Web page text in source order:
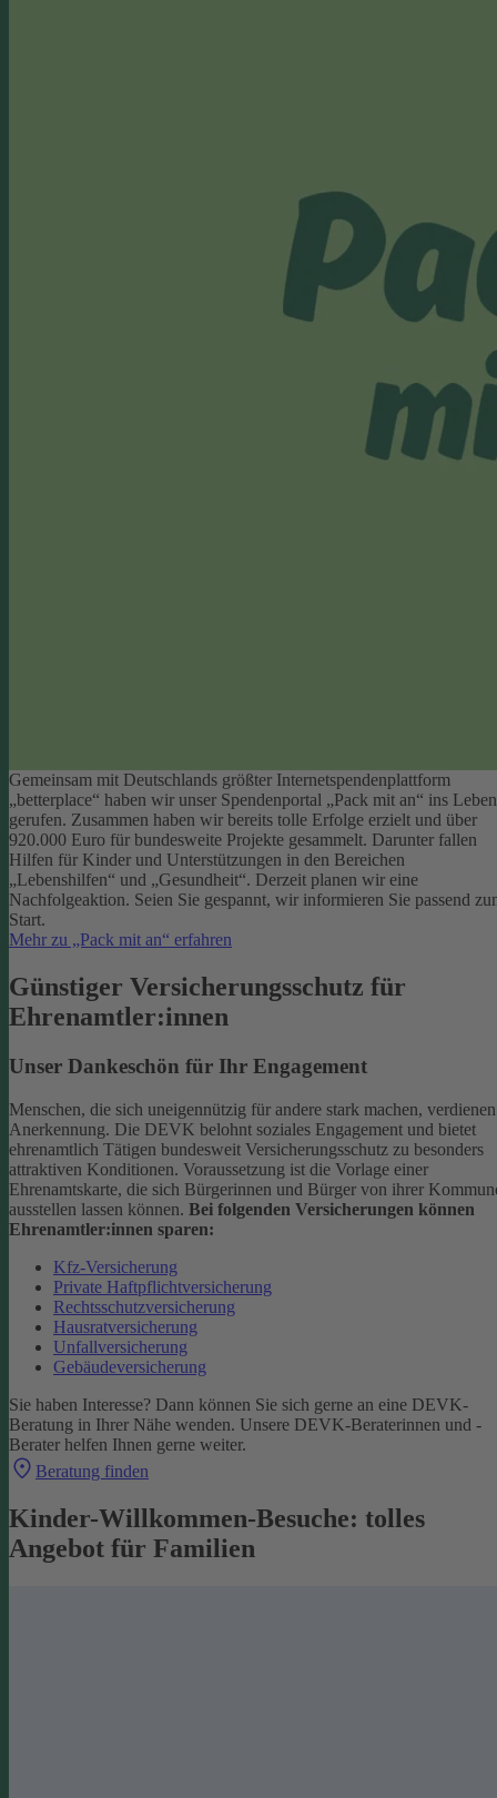
Gemeinsam mit Deutschlands größter Internetspendenplattform
„betterplace“ haben wir unser Spendenportal „Pack mit an“ ins Leben
gerufen. Zusammen haben wir bereits tolle Erfolge erzielt und über
920.000 Euro für bundesweite Projekte gesammelt. Darunter fallen
Hilfen für Kinder und Unterstützungen in den Bereichen
„Lebenshilfen“ und „Gesundheit“. Derzeit planen wir eine
Nachfolgeaktion. Seien Sie gespannt, wir informieren Sie passend
Start.
Mehr zu „Pack mit an“ erfahren
Günstiger Versicherungsschutz für
Ehrenamtler:innen
Unser Dankeschön für Ihr Engagement
Menschen, die sich uneigennützig für andere stark machen, verdienen
Anerkennung. Die DEVK belohnt soziales Engagement und bietet
ehrenamtlich Tätigen bundesweit Versicherungsschutz zu besonders
attraktiven Konditionen. Voraussetzung ist die Vorlage einer
Ehrenamtskarte, die sich Bürgerinnen und Bürger von ihrer
ausstellen lassen können. Bei folgenden Versicherungen können
Ehrenamtler:innen sparen:
Kfz-Versicherung
Private Haftpflichtversicherung
Rechtsschutzversicherung
Hausratversicherung
Unfallversicherung
Gebäudeversicherung
Sie haben Interesse? Dann können Sie sich gerne an eine DEVK-
Beratung in Ihrer Nähe wenden. Unsere DEVK-Beraterinnen und -
Berater helfen Ihnen gerne weiter.
Beratung finden
Kinder-Willkommen-Besuche: tolles
Angebot für Familien